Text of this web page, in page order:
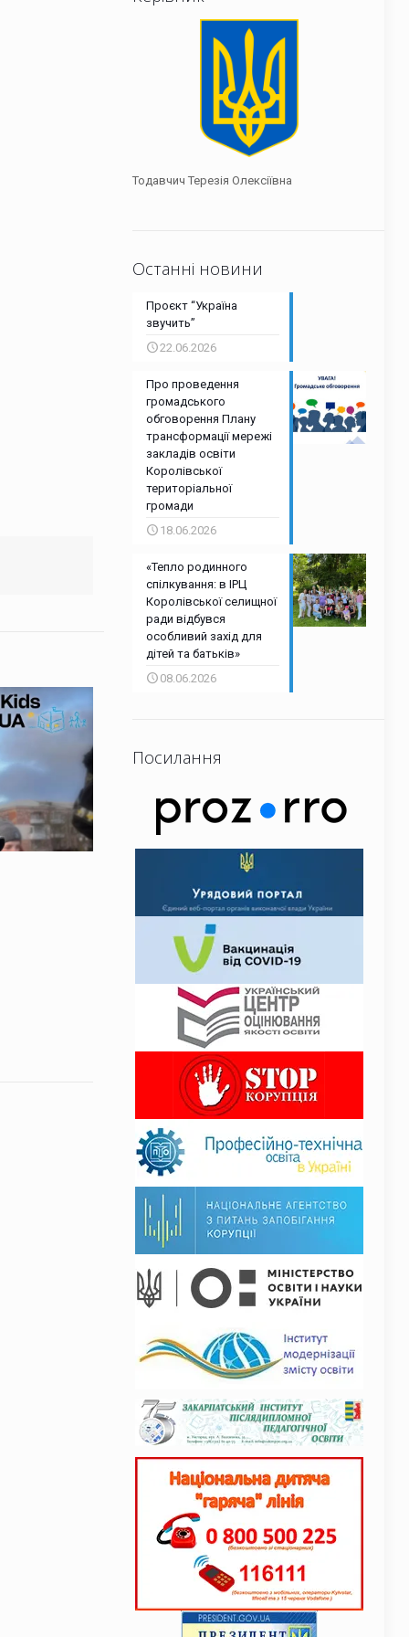
“Простір”
Чернянський заклад дошкільної
освіти (ясла-садок) «Дереночка»
Чернянський заклад загальної
середньої освіти І-ІІІ ступенів
Тодавчич Терезія Олексіївна
Останні новини
Проєкт “Україна
звучить”
22.06.2026
Про проведення
громадського
обговорення Плану
трансформації мережі
закладів освіти
Королівської
територіальної
громади
18.06.2026
«Тепло родинного
спілкування: в ІРЦ
Королівської селищної
ради відбувся
особливий захід для
дітей та батьків»
08.06.2026
Посилання